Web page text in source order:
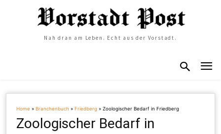
Nah dran am Leben. Echt aus der Vorstadt.
Home »Branchenbuch »Friedberg »Zoologischer Bedarf in Friedberg
Zoologischer Bedarf in